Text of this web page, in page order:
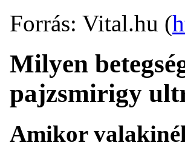
Forrás: Vital.hu (
Milyen
pajzsmirigy
Amikor